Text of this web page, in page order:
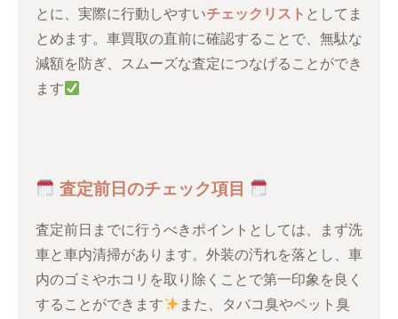
とに、実際に行動しやすいチェックリスト としてま
とめます。車買取の直前に確認することで、無駄な
減額を防ぎ、スムーズな査定につなげることができ
ます
査定前日のチェック項目
査定前日までに行うべきポイントとしては、まず洗
車と車内清掃があります。外装の汚れを落とし、車
内のゴミやホコリを取り除くことで第一印象を良く
することができます
また、タバコ臭やペット臭